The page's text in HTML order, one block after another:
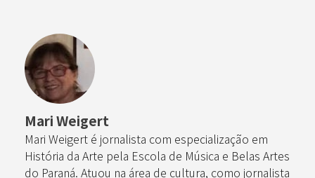
Mari Weigert
Mari Weigert é jornalista com especialização em
História da Arte pela Escola de Música e Belas Artes
do Paraná. Atuou na área de cultura, como jornalista